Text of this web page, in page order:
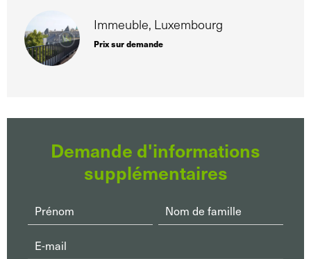
Immeuble, Luxembourg
Prix sur demande
Demande d'informations
supplémentaires